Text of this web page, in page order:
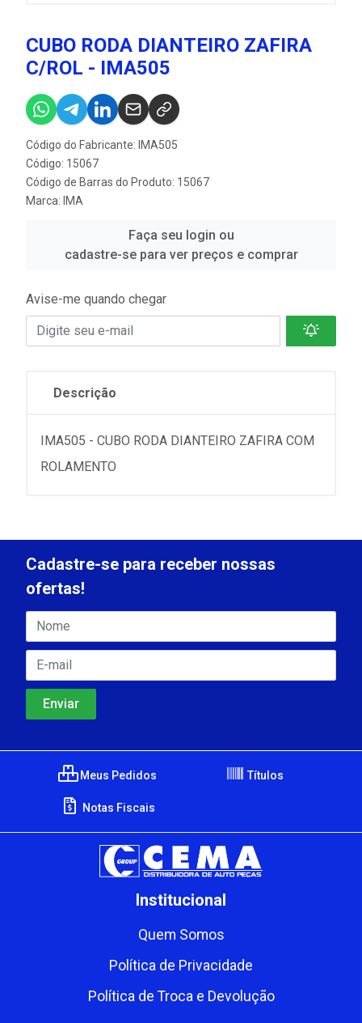
CUBO RODA DIANTEIRO ZAFIRA
C/ROL - IMA505
Código do Fabricante: IMA505
Código: 15067
Código de Barras do Produto: 15067
Marca: IMA
Faça seu login ou
cadastre-se para ver preços e comprar
Avise-me quando chegar
Descrição
IMA505 - CUBO RODA DIANTEIRO ZAFIRA COM
ROLAMENTO
Cadastre-se para receber nossas
ofertas!
Meus Pedidos Títulos
Notas Fiscais
Institucional
Quem Somos
Política de Privacidade
Política de Troca e Devolução